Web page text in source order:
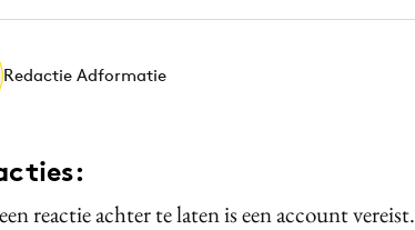
Redactie Adformatie
reactie achter te laten is een account vereist.